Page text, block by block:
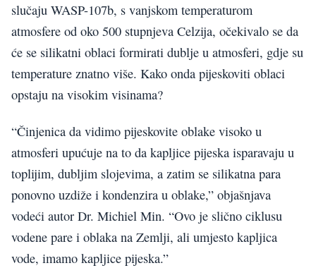
slučaju WASP-107b, s vanjskom temperaturom
atmosfere od oko 500 stupnjeva Celzija, očekivalo se da
će se silikatni oblaci formirati dublje u atmosferi, gdje su
temperature znatno više. Kako onda pijeskoviti oblaci
opstaju na visokim visinama?
“Činjenica da vidimo pijeskovite oblake visoko u
atmosferi upućuje na to da kapljice pijeska isparavaju u
toplijim, dubljim slojevima, a zatim se silikatna para
ponovno uzdiže i kondenzira u oblake,” objašnjava
vodeći autor Dr. Michiel Min. “Ovo je slično ciklusu
vodene pare i oblaka na Zemlji, ali umjesto kapljica
vode, imamo kapljice pijeska.”